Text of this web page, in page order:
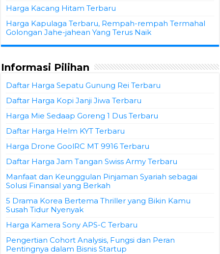
Harga Kacang Hitam Terbaru
Harga Kapulaga Terbaru, Rempah-rempah Termahal
Golongan Jahe-jahean Yang Terus Naik
Informasi Pilihan
Daftar Harga Sepatu Gunung Rei Terbaru
Daftar Harga Kopi Janji Jiwa Terbaru
Harga Mie Sedaap Goreng 1 Dus Terbaru
Daftar Harga Helm KYT Terbaru
Harga Drone GoolRC MT 9916 Terbaru
Daftar Harga Jam Tangan Swiss Army Terbaru
Manfaat dan Keunggulan Pinjaman Syariah sebagai
Solusi Finansial yang Berkah
5 Drama Korea Bertema Thriller yang Bikin Kamu
Susah Tidur Nyenyak
Harga Kamera Sony APS-C Terbaru
Pengertian Cohort Analysis, Fungsi dan Peran
Pentingnya dalam Bisnis Startup